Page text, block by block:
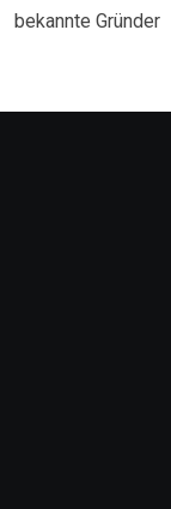
bekannte Gründer